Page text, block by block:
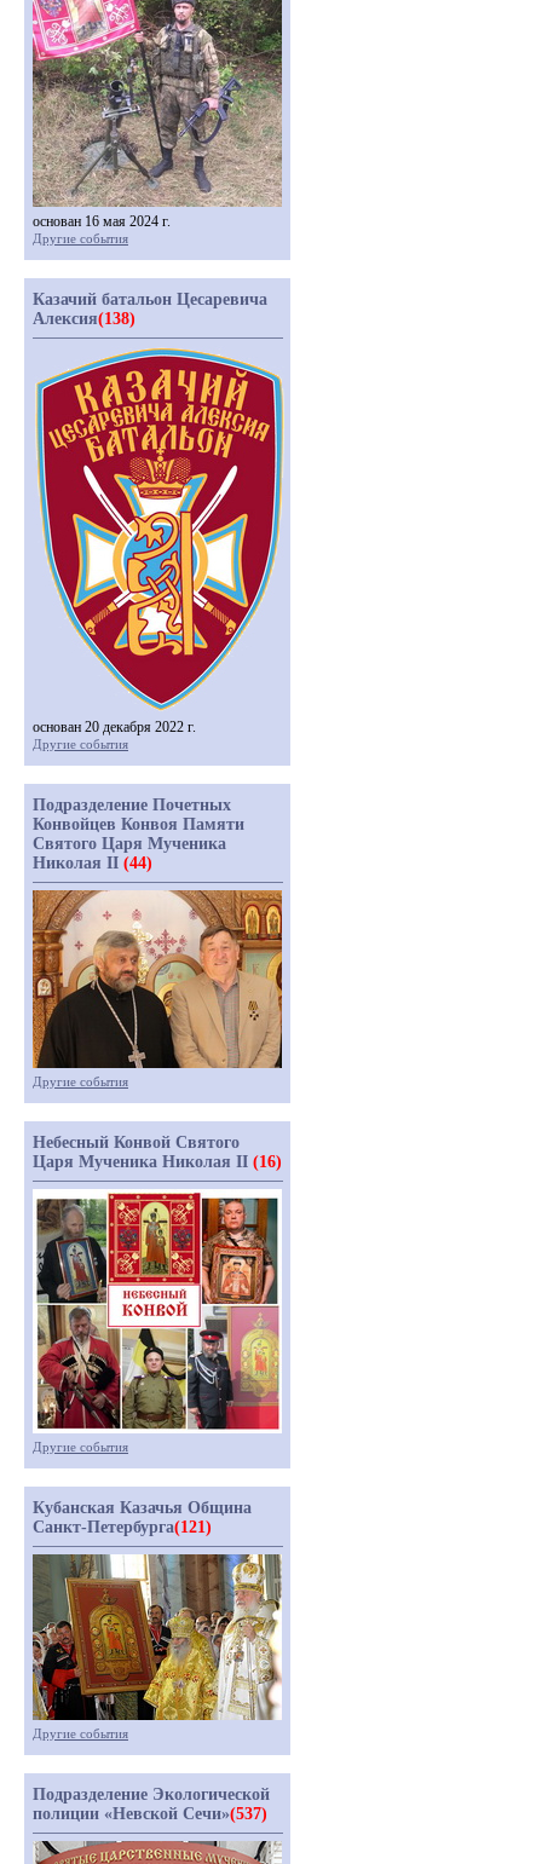
основан 16 мая 2024 г.
Другие события
Казачий батальон Цесаревича
Алексия(138)
основан 20 декабря 2022 г.
Другие события
Подразделение Почетных
Конвойцев Конвоя Памяти
Святого Царя Мученика
Николая II (44)
Другие события
Небесный Конвой Святого
Царя Мученика Николая II (16)
Другие события
Кубанская Казачья Община
Санкт-Петербурга(121)
Другие события
Подразделение Экологической
полиции «Невской Сечи»(537)